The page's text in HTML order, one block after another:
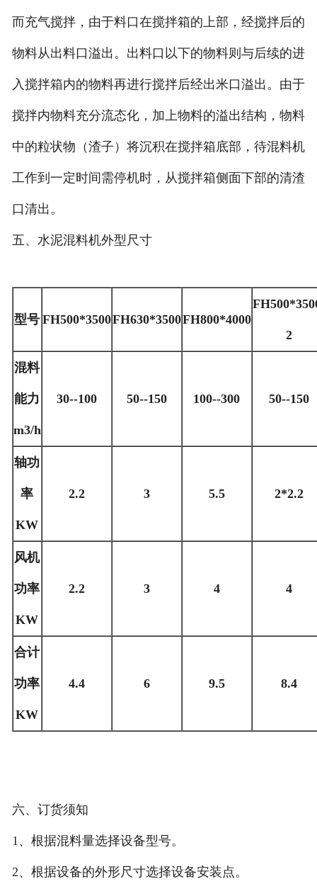
而充气搅拌，由于料口在搅拌箱的上部，经搅拌后的
物料从出料口溢出。出料口以下的物料则与后续的进
入搅拌箱内的物料再进行搅拌后经出米口溢出。由于
搅拌内物料充分流态化，加上物料的溢出结构，物料
中的粒状物（渣子）将沉积在搅拌箱底部，待混料机
工作到一定时间需停机时，从搅拌箱侧面下部的清渣
口清出。
五、水泥混料机外型尺寸
型号 FH500*3500FH630*3500FH800*4000
2
混料
能力
m3/h
30--100 50--150 100--300 50--150
轴功
率
KW
2.2 3 5.5 2*2.2
风机
功率
KW
2.2 3 4 4
合计
功率
KW
4.4 6 9.5 8.4
六、订货须知
1、根据混料量选择设备型号。
2、根据设备的外形尺寸选择设备安装点。